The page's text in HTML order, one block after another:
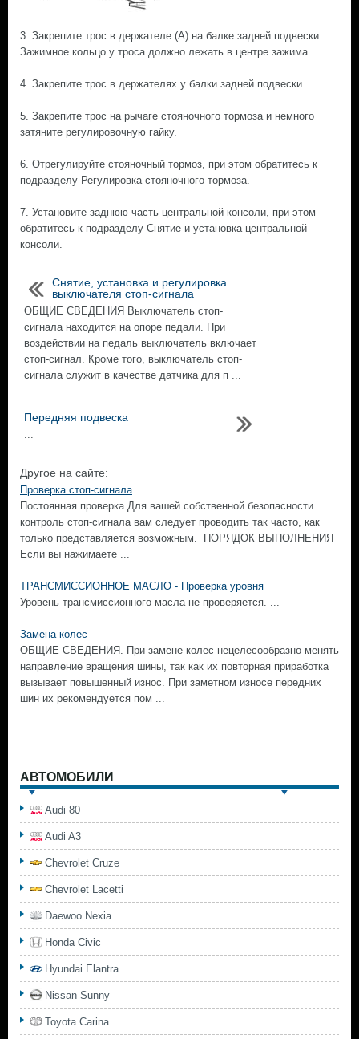
3. Закрепите трос в держателе (А) на балке задней подвески.
Зажимное кольцо у троса должно лежать в центре зажима.
4. Закрепите трос в держателях у балки задней подвески.
5. Закрепите трос на рычаге стояночного тормоза и немного
затяните регулировочную гайку.
6. Отрегулируйте стояночный тормоз, при этом обратитесь к
подразделу Регулировка стояночного тормоза.
7. Установите заднюю часть центральной консоли, при этом
обратитесь к подразделу Снятие и установка центральной
консоли.
Снятие, установка и регулировка
выключателя стоп-сигнала
ОБЩИЕ СВЕДЕНИЯ Выключатель стоп-
сигнала находится на опоре педали. При
воздействии на педаль выключатель включает
стоп-сигнал. Кроме того, выключатель стоп-
сигнала служит в качестве датчика для п ...
Передняя подвеска
...
Другое на сайте:
Проверка стоп-сигнала
Постоянная проверка Для вашей собственной безопасности
контроль стоп-сигнала вам следует проводить так часто, как
только представляется возможным. ПОРЯДОК ВЫПОЛНЕНИЯ
Если вы нажимаете ...
ТРАНСМИССИОННОЕ МАСЛО - Проверка уровня
Уровень трансмиссионного масла не проверяется. ...
Замена колес
ОБЩИЕ СВЕДЕНИЯ. При замене колес нецелесообразно менять
направление вращения шины, так как их повторная приработка
вызывает повышенный износ. При заметном износе передних
шин их рекомендуется пом ...
АВТОМОБИЛИ
Audi 80
Audi A3
Chevrolet Cruze
Chevrolet Lacetti
Daewoo Nexia
Honda Civic
Hyundai Elantra
Nissan Sunny
Toyota Carina